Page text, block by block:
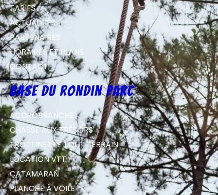
TARIFS
ACTUALITÉS
PARTENAIRES
HORAIRES ET PLANS
CONTACT
Base du Rondin parc
ACCROBRANCHE
CHASSE AUX TRÉSORS
TROTTINETTE TOUT TERRAIN
LOCATION VTT
CATAMARAN
PLANCHE À VOILE